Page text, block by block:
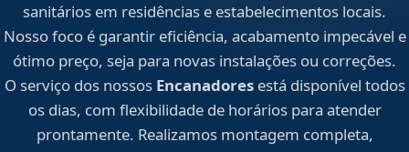
sanitários em residências e estabelecimentos locais.
Nosso foco é garantir eficiência, acabamento impecável e
ótimo preço, seja para novas instalações ou correções.
O serviço dos nossos Encanadoresestá disponível todos
os dias, com flexibilidade de horários para atender
prontamente. Realizamos montagem completa,